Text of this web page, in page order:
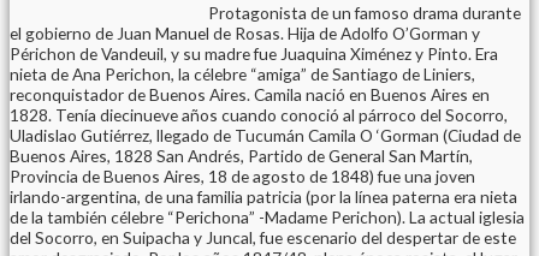
Protagonista de un famoso drama durante
el gobierno de Juan Manuel de Rosas. Hija de Adolfo O’Gorman y
Périchon de Vandeuil, y su madre fue Juaquina Ximénez y Pinto. Era
nieta de Ana Perichon, la célebre “amiga” de Santiago de Liniers,
reconquistador de Buenos Aires. Camila nació en Buenos Aires en
1828. Tenía diecinueve años cuando conoció al párroco del Socorro,
Uladislao Gutiérrez, llegado de Tucumán Camila O ‘Gorman (Ciudad de
Buenos Aires, 1828 San Andrés, Partido de General San Martín,
Provincia de Buenos Aires, 18 de agosto de 1848) fue una joven
irlando-argentina, de una familia patricia (por la línea paterna era nieta
de la también célebre “Perichona” -Madame Perichon). La actual iglesia
del Socorro, en Suipacha y Juncal, fue escenario del despertar de este